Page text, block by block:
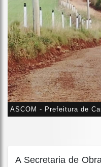
ASCOM - Prefeitura de
A Secretaria de